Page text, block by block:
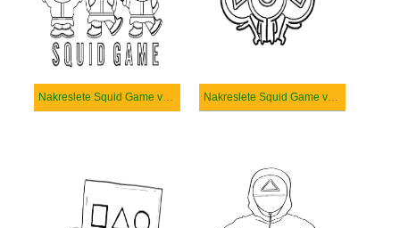
Nakreslete Squid Game velmi snadné Nakreslete Squid Game velmi základní